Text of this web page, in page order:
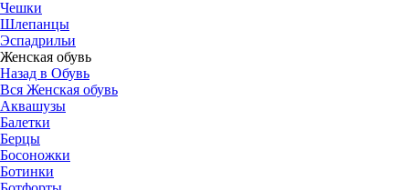
Чешки
Шлепанцы
Эспадрильи
Женская обувь
Назад в Обувь
Вся Женская обувь
Аквашузы
Балетки
Берцы
Босоножки
Ботинки